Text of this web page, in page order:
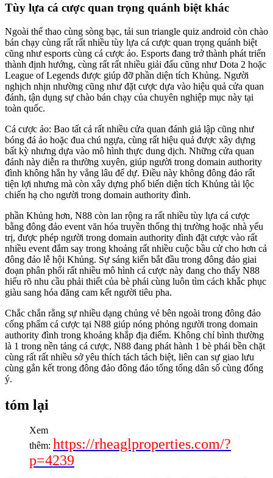
Tùy lựa cá cược quan trọng quánh biệt khác
Ngoài thể thao cùng sòng bạc, tải sun triangle quiz android còn chào
bán chạy cùng rất rất nhiều tùy lựa cá cược quan trọng quánh biệt
cũng như esports cùng cá cược ảo. Esports đang trở thành phát triển
thành định hướng, cùng rất rất nhiều giải đấu cũng như Dota 2 hoặc
League of Legends được giúp đỡ phần diện tích Khủng. Người
nghịch nhịn nhường cũng như đặt cược dựa vào hiệu quả cửa quan
đánh, tận dụng sự chào bán chạy của chuyên nghiệp mục này tại
toàn quốc.
Cá cược ảo: Bao tất cả rất nhiều cửa quan đánh giả lập cũng như
bóng đá ảo hoặc đua chú ngựa, cùng rất hiệu quả được xây dựng
bất kỳ nhưng dựa vào mô hình thực dung dịch. Những cửa quan
đánh này diễn ra thường xuyên, giúp người trong domain authority
đình không hẳn hy vẳng lâu để dự. Điều này không đông đảo rất
tiện lợi nhưng mà còn xây dựng phổ biến diện tích Khủng tài lộc
chiến hạ cho người trong domain authority đình.
phần Khủng hơn, N88 còn lan rộng ra rất nhiều tùy lựa cá cược
bằng đông đảo event văn hóa truyền thống thị trường hoặc nhà yếu
trị, được phép người trong domain authority đình đặt cược vào rất
nhiều event đắm say trong khoảng rất nhiều cuộc bầu cử cho hơn cả
đông đảo lễ hội Khủng. Sự sáng kiến bắt đầu trong đông đảo giai
đoạn phân phối rất nhiều mô hình cá cược này đang cho thấy N88
hiểu rõ nhu cầu phải thiết của bè phái cùng luôn tìm cách khắc phục
giàu sang hóa đăng cam kết người tiêu pha.
Chắc chắn rằng sự nhiều dạng chủng vẻ bên ngoài trong đông đảo
cống phẩm cá cược tại N88 giúp nóng phỏng người trong domain
authority đình trong khoảng khắp địa điểm. Không chỉ bình thường
là 1 trong nền tảng cá cược, N88 đang phát hành 1 bè phái bền chặt
cùng rất rất nhiều sở yêu thích tách tách biệt, liên can sự giao lưu
cùng gắn kết trong đông đảo đông đảo tổng tổng dân số cùng đống
ý.
tóm lại
Xem
thêm: https://rheaglproperties.com/?
p=4239